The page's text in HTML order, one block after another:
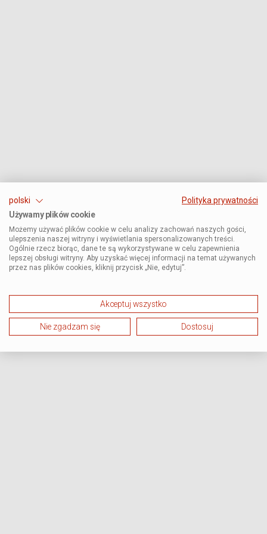
polski
Polityka prywatności
Używamy plików cookie
Możemy używać plików cookie w celu analizy zachowań naszych gości,
ulepszenia naszej witryny i wyświetlania spersonalizowanych treści.
Ogólnie rzecz biorąc, dane te są wykorzystywane w celu zapewnienia
lepszej obsługi witryny. Aby uzyskać więcej informacji na temat używanych
przez nas plików cookies, kliknij przycisk „Nie, edytuj”.
Akceptuj wszystko
Nie zgadzam się Dostosuj